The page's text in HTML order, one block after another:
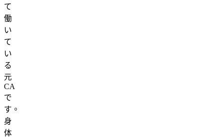
て
働
い
て
い
る
元
CA
で
す。
身
体